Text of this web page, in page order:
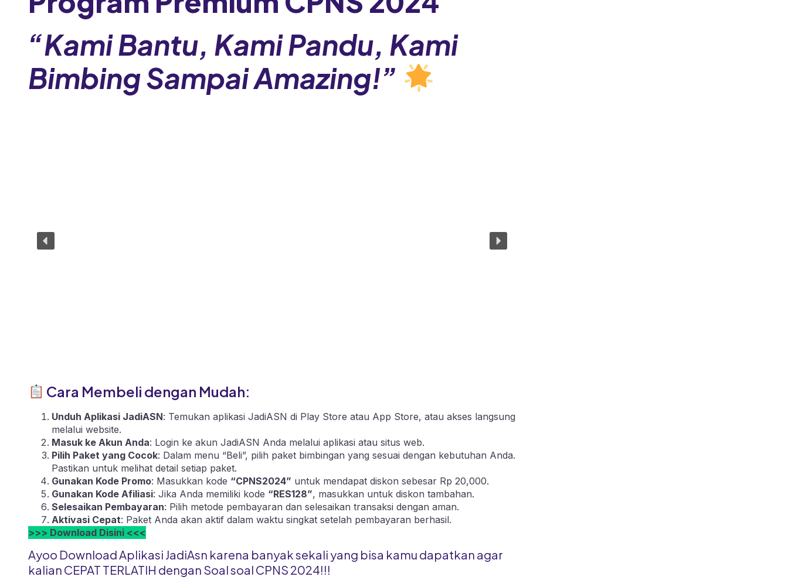
“Kami Bantu, Kami Pandu, Kami
Bimbing Sampai Amazing!”
Cara Membeli dengan Mudah:
Unduh Aplikasi JadiASN: Temukan aplikasi JadiASN di Play Store atau App Store, atau akses langsung
melalui website.
Masuk ke Akun Anda: Login ke akun JadiASN Anda melalui aplikasi atau situs web.
Pilih Paket yang Cocok: Dalam menu “Beli”, pilih paket bimbingan yang sesuai dengan kebutuhan Anda.
Pastikan untuk melihat detail setiap paket.
Gunakan Kode Promo: Masukkan kode “CPNS2024” untuk mendapat diskon sebesar Rp 20,000.
Gunakan Kode Afiliasi: Jika Anda memiliki kode “RES128”, masukkan untuk diskon tambahan.
Selesaikan Pembayaran: Pilih metode pembayaran dan selesaikan transaksi dengan aman.
Aktivasi Cepat: Paket Anda akan aktif dalam waktu singkat setelah pembayaran berhasil.
>>> Download Disini <<<
Ayoo Download Aplikasi JadiAsn karena banyak sekali yang bisa kamu dapatkan agar
kalian CEPAT TERLATIH dengan Soal soal CPNS 2024!!!